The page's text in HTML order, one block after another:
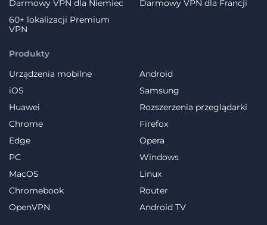
Produkty
Urządzenia mobilne
Android
iOS
Samsung
Huawei
Rozszerzenia przeglądarki
Chrome
Firefox
Edge
Opera
PC
Windows
MacOS
Linux
Chromebook
Router
OpenVPN
Android TV
Darmowy VPN dla Niemiec
Darmowy VPN dla Francji
60+ lokalizacji Premium
VPN